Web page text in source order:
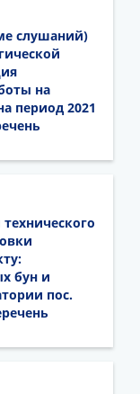
слушаний)
на
период 2021
бун и
пос.